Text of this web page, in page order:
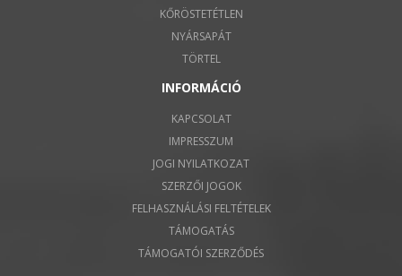
KŐRÖSTETÉTLEN
NYÁRSAPÁT
TÖRTEL
INFORMÁCIÓ
KAPCSOLAT
IMPRESSZUM
JOGI NYILATKOZAT
SZERZŐI JOGOK
FELHASZNÁLÁSI FELTÉTELEK
TÁMOGATÁS
TÁMOGATÓI SZERZŐDÉS